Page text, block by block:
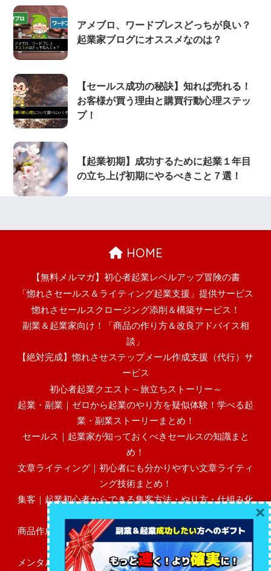
アメブロ、ワードプレスどっちが良い？
起業家ブログにオススメなのは？
【セールス成功の秘訣】知れば売れる！
お客様が買う理由と購買行動心理ステッ
プ！
【起業初期】成功するために起業１年目
の立ち上げ初期にやるべきこと７選！
HOME
【無料メルマガ】初心者起業レベルアップ冒険の書
「惚れさセールス＆ライティング起業支援」提供サービス
惚れさセールスクロージング添削＆構築サービス！
副業＆起業家向け！「商品の作り方＆改良アドバイス相
談」
【絶対完成】惚れさせステップメール作成支援（代行）サ
ービス
初心者起業クエスト～旅立ちストーリー～
起業・副業｜ゼロから起業のやり方を疑似体験！学べる起
業・副業ストーリーまとめ！
セールス｜起業家が知っておくべきセールスの知識まと
め！
文章ライティング｜初心者にも分かりやすい文章ライティ
ング技術まとめ！
集客｜起業初心者からできる集客方法・やり方・仕組み化
商品作成｜初心者にも分かりやすい売れる高額商品作成・
作り方まとめ！
メンタル・マインド｜起業初心者に必要なビジネスメンタ
×